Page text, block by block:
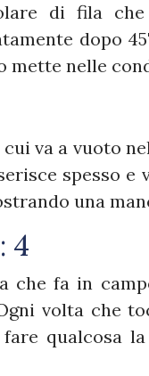
di fila
dopo
mette nelle
va a vuoto
spesso e
una
4
che fa in
volta che
qualcosa